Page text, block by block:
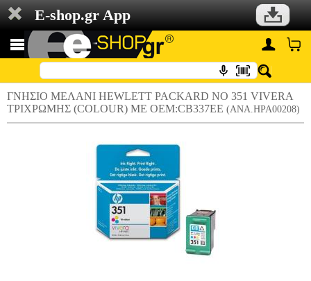
E-shop.gr App
ΓΝΗΣΙΟ ΜΕΛΑΝΙ HEWLETT PACKARD NO 351 VIVERA
ΤΡΙΧΡΩΜΗΣ (COLOUR) ΜΕ OEM:CB337EE (ANA.HPA00208)